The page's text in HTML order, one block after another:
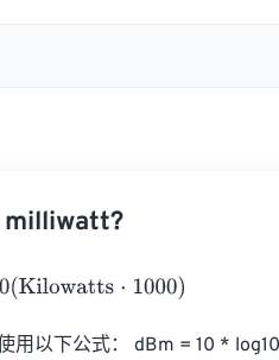
milliwatt?
⋅1000)
用以下公式： dBm = 10 *